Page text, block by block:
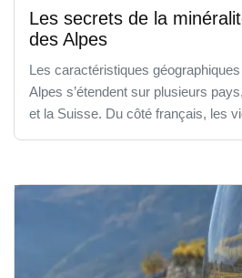
Les secrets de la
des Alpes
Les caractéristiques
Alpes s’étendent sur plusieurs
et la Suisse. Du côté français, les